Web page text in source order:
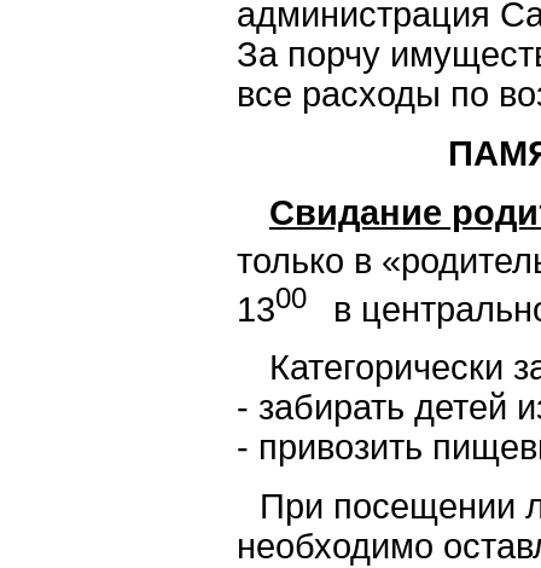
администрация
За порчу
все расходы по
Свидание
только в
1300
в
Категорически
- забирать детей
- привозить
При посещении
необходимо